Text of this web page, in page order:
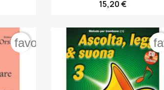
15,20 €
favorite_border